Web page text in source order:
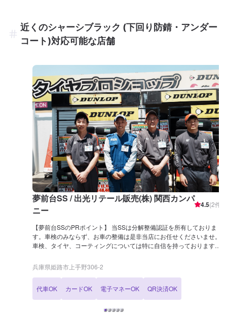
近くのシャーシブラック (下回り防錆・アンダー
コート)対応可能な店舗
夢前台SS / 出光リテール販売(株) 関西カンパ
ニー
4.5(2件)
【夢前台SSのPRポイント】 当SSは分解整備認証を所有しておりま
す。車検のみならず、お車の整備は是非当店にお任せくださいませ。
車検、タイヤ、コーティングについては特に自信を持っております！
ご予約ください！ 【営業時間】 [メンテナンス受付時間] 全日：9:00-
18:00 [給油営業時間] 全日：3:00-26:00 【サービスルームの詳細】 ✅
2級整備士が3名、自動車検査員が1名、3級整備士が1名在籍しており
ます。充実した設備とともに、経験豊富なスタッフが揃っておりま
す。 KeePerコーティングに関しても1級が4名ございますので、お車
兵庫県姫路市上手野306-2
代車OK カードOK 電子マネーOK QR決済OK